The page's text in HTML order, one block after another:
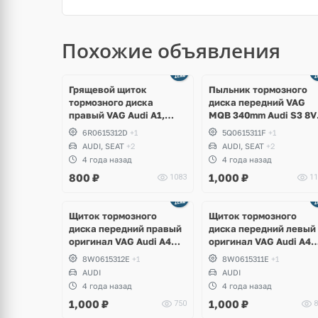
Похожие объявления
Грящевой щиток
тормозного диска
правый VAG Audi A1,
Skoda Fabia, Volkswagen
Polo 6R, Seat Ibiza
6R0615312D +1
AUDI, SEAT +2
4 года назад
800 ₽ 1083
Пыльник тормозного
диска передний VAG
MQB 340mm Audi S3 8V,
Volkswagen Golf VII GTI,
R, Skoda Octavia RS A7,
Seat Leon
5Q0615311F +1
AUDI, SEAT +2
4 года назад
1,000 ₽
Щиток тормозного
диска передний правый
оригинал VAG Audi A4
B9, A5, A6 C8, A7, Q5
8W0615312E +1
AUDI
4 года назад
1,000 ₽ 750
Щиток тормозного
диска передний левый
оригинал VAG Audi A4
B9, A5, A6 C8, A7, Q5
8W0615311E +1
AUDI
4 года назад
1,000 ₽